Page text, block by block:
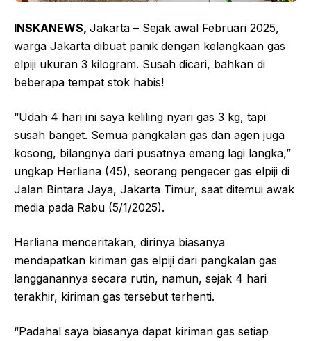
INSKANEWS, Jakarta – Sejak awal Februari 2025,
warga Jakarta dibuat panik dengan kelangkaan gas
elpiji ukuran 3 kilogram. Susah dicari, bahkan di
beberapa tempat stok habis!
“Udah 4 hari ini saya keliling nyari gas 3 kg, tapi
susah banget. Semua pangkalan gas dan agen juga
kosong, bilangnya dari pusatnya emang lagi langka,”
ungkap Herliana (45), seorang pengecer gas elpiji di
Jalan Bintara Jaya, Jakarta Timur, saat ditemui awak
media pada Rabu (5/1/2025).
Herliana menceritakan, dirinya biasanya
mendapatkan kiriman gas elpiji dari pangkalan gas
langganannya secara rutin, namun, sejak 4 hari
terakhir, kiriman gas tersebut terhenti.
“Padahal saya biasanya dapat kiriman gas setiap